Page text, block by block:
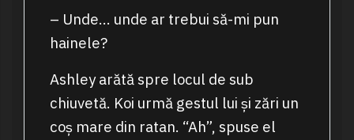
– Unde… unde ar trebui să-mi pun
hainele?
Ashley arătă spre locul de sub
chiuvetă. Koi urmă gestul lui și zări un
coș mare din ratan. “Ah”, spuse el